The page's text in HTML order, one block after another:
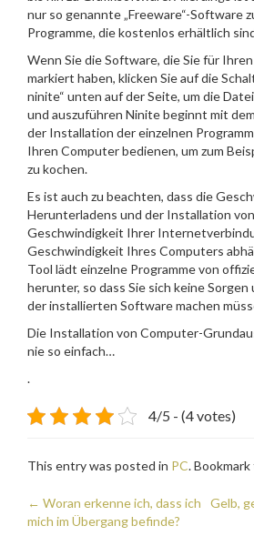
nur so genannte „Freeware“-Software
Programme, die kostenlos erhältlich
Wenn Sie die Software, die Sie für
markiert haben, klicken Sie auf die
ninite“ unten auf der Seite, um die
und auszuführen Ninite beginnt mit
der Installation der einzelnen
Ihren Computer bedienen, um zum
zu kochen.
Es ist auch zu beachten, dass die
Herunterladens und der Installation
Geschwindigkeit Ihrer
Geschwindigkeit Ihres Computers
Tool lädt einzelne Programme von
herunter, so dass Sie sich keine
der installierten Software machen
Die Installation von Computer-
nie so einfach…
.
4/5 - (4 votes)
This entry was posted in PC.
Post
← Woran erkenne ich, dass ich
mich im Übergang befinde?
Gelb,